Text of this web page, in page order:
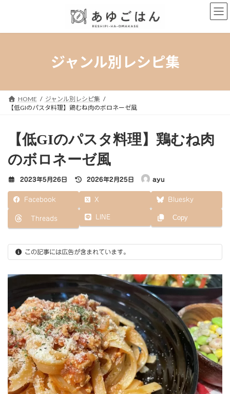
ン
ー
ジャンル別レシピ集
HOME
ジャンル別レシピ集
【低GIのパスタ料理】鶏むね肉のボロネーゼ風
【低GIのパスタ料理】鶏むね肉
のボロネーゼ風
2023年5月26日
最
新
時
:
2026年2月25日 ayu
Facebook X Bluesky
Threads LINE Copy
この記事には広告が含まれています。